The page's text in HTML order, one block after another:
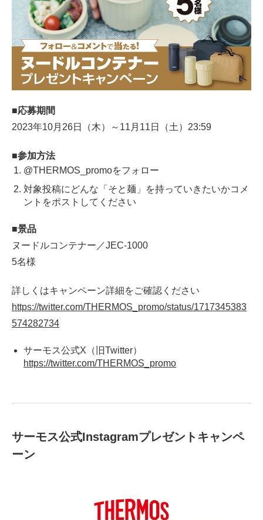
■応募期間
2023年10月26日（木）～11月11日（土）23:59
■参加方法
@THERMOS_promoをフォロー
対象投稿にどんな「そと麺」を持っていきたいかコメ
ントをポストしてください
■景品
ヌードルコンテナー／JEC-1000
5名様
詳しくはキャンペーン詳細をご確認ください
https://twitter.com/THERMOS_promo/status/1717345383
574282734
サーモス公式X（旧Twitter）
https://twitter.com/THERMOS_promo
サーモス公式Instagramプレゼントキャンペ
ーン